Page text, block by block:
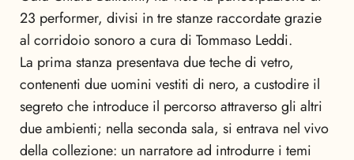
23 performer, divisi in tre stanze raccordate grazie
al corridoio sonoro a cura di Tommaso Leddi.
La prima stanza presentava due teche di vetro,
contenenti due uomini vestiti di nero, a custodire il
segreto che introduce il percorso attraverso gli altri
due ambienti; nella seconda sala, si entrava nel vivo
della collezione: un narratore ad introdurre i temi